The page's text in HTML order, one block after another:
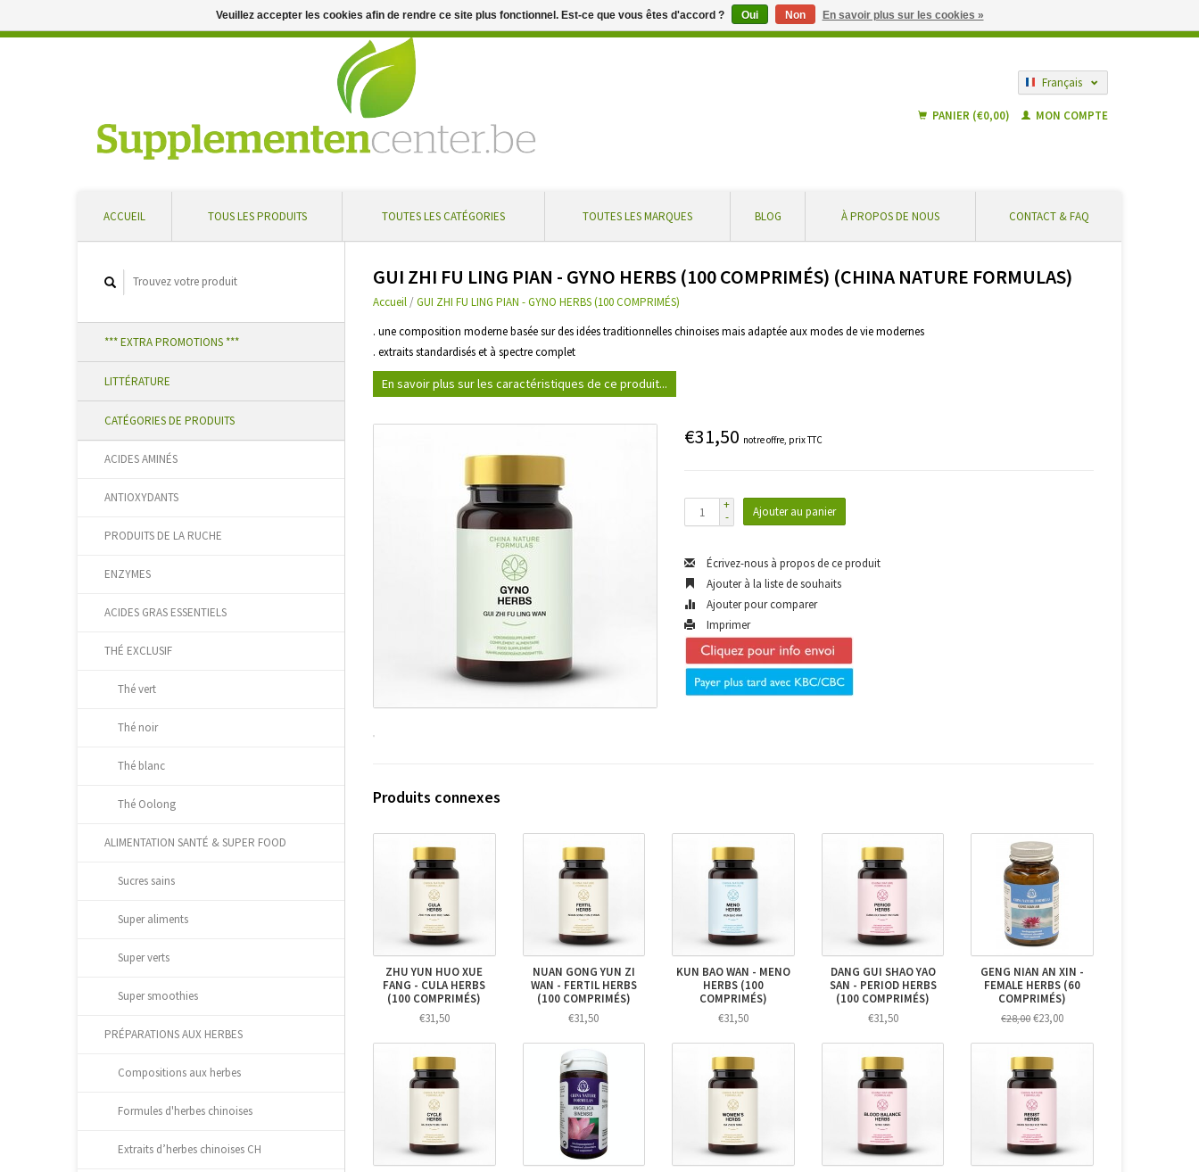
Français
PANIER (€0,00)
MON COMPTE
ACCUEIL TOUS LES PRODUITS TOUTES LES CATÉGORIES TOUTES LES MARQUES BLOG À PROPOS DE NOUS CONTACT & FAQ
*** EXTRA PROMOTIONS ***
LITTÉRATURE
CATÉGORIES DE PRODUITS
ACIDES AMINÉS
ANTIOXYDANTS
PRODUITS DE LA RUCHE
ENZYMES
ACIDES GRAS ESSENTIELS
THÉ EXCLUSIF
Thé vert
Thé noir
Thé blanc
Thé Oolong
ALIMENTATION SANTÉ & SUPER FOOD
Sucres sains
Super aliments
Super verts
Super smoothies
PRÉPARATIONS AUX HERBES
Compositions aux herbes
Formules d'herbes chinoises
Extraits d’herbes chinoises CH
GUI ZHI FU LING PIAN - GYNO HERBS (100 COMPRIMÉS) (CHINA NATURE FORMULAS)
Accueil /GUI ZHI FU LING PIAN - GYNO HERBS (100 COMPRIMÉS)
. une composition moderne basée sur des idées traditionnelles chinoises mais adaptée aux modes de vie modernes
. extraits standardisés et à spectre complet
En savoir plus sur les caractéristiques de ce produit...
€31,50 notre offre, prix TTC
+
-
Ajouter au panier
Écrivez-nous à propos de ce produit
Ajouter à la liste de souhaits
Ajouter pour comparer
Imprimer
Produits connexes
ZHU YUN HUO XUE
FANG - CULA HERBS
(100 COMPRIMÉS)
€31,50
NUAN GONG YUN ZI
WAN - FERTIL HERBS
(100 COMPRIMÉS)
€31,50
KUN BAO WAN - MENO
HERBS (100
COMPRIMÉS)
€31,50
DANG GUI SHAO YAO
SAN - PERIOD HERBS
(100 COMPRIMÉS)
€31,50
GENG NIAN AN XIN -
FEMALE HERBS (60
COMPRIMÉS)
€28,00 €23,00
Veuillez accepter les cookies afin de rendre ce site plus fonctionnel. Est-ce que vous êtes d'accord ? Oui Non En savoir plus sur les cookies »
Conseil professionnel et livraison rapide ... Réduction supplémentaire de 5 % à partir de € 100 ... Livraison gratuite en Belgique à partir de € 55 ... En toute sécurité et sans frais supplémentaires